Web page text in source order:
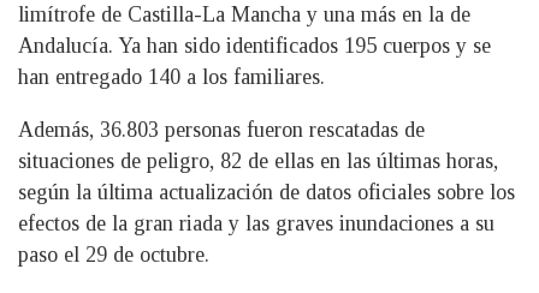
limítrofe de Castilla-La Mancha y una más en la de
Andalucía. Ya han sido identificados 195 cuerpos y se
han entregado 140 a los familiares.
Además, 36.803 personas fueron rescatadas de
situaciones de peligro, 82 de ellas en las últimas horas,
según la última actualización de datos oficiales sobre los
efectos de la gran riada y las graves inundaciones a su
paso el 29 de octubre.